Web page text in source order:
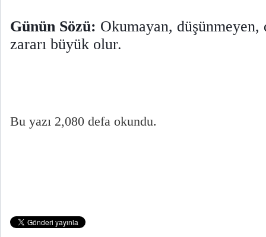
Günün Sözü: Okumayan, düşünmeyen,
zararı büyük olur.
Bu yazı 2,080 defa okundu.